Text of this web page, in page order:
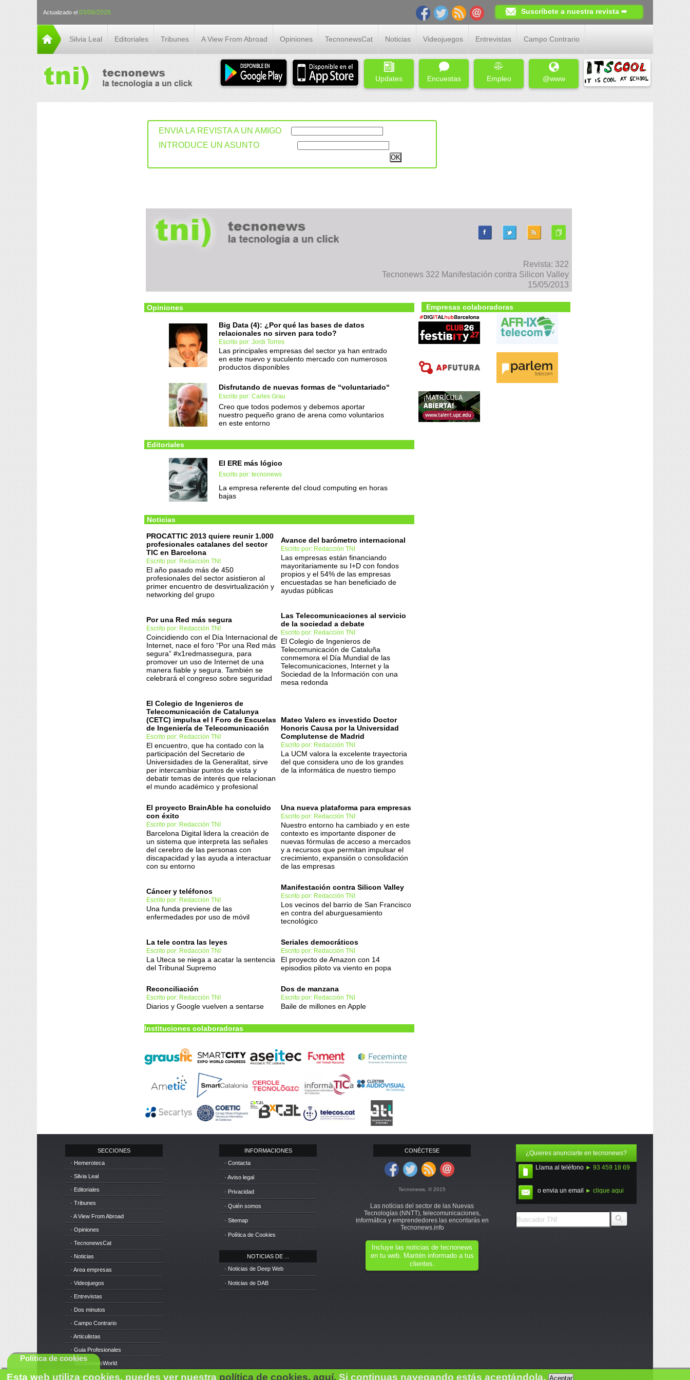
Actualizado el 03/08/2026 Suscríbete a nuestra revista ➨
Silvia Leal Editoriales Tribunes A View From Abroad Opiniones TecnonewsCat Noticias Videojuegos Entrevistas Campo Contrario
Updates Encuestas Empleo @www
ENVIA LA REVISTA A UN AMIGO
INTRODUCE UN ASUNTO
Revista: 322
Tecnonews 322 Manifestación contra Silicon Valley
15/05/2013
Opiniones
Big Data (4): ¿Por qué las bases de datos
relacionales no sirven para todo?
Escrito por: Jordi Torres
Las principales empresas del sector ya han entrado
en este nuevo y suculento mercado con numerosos
productos disponibles
Disfrutando de nuevas formas de “voluntariado“
Escrito por: Carles Grau
Creo que todos podemos y debemos aportar
nuestro pequeño grano de arena como voluntarios
en este entorno
Editoriales
El ERE más lógico
Escrito por: tecnonews
La empresa referente del cloud computing en horas
bajas
Noticias
PROCATTIC 2013 quiere reunir 1.000
profesionales catalanes del sector
TIC en Barcelona
Escrito por: Redacción TNI
El año pasado más de 450
profesionales del sector asistieron al
primer encuentro de desvirtualización y
networking del grupo
Avance del barómetro internacional
Escrito por: Redacción TNI
Las empresas están financiando
mayoritariamente su I+D con fondos
propios y el 54% de las empresas
encuestadas se han beneficiado de
ayudas públicas
Por una Red más segura
Escrito por: Redacción TNI
Coincidiendo con el Día Internacional de
Internet, nace el foro “Por una Red más
segura” #x1redmassegura, para
promover un uso de Internet de una
manera fiable y segura. También se
celebrará el congreso sobre seguridad
Las Telecomunicaciones al servicio
de la sociedad a debate
Escrito por: Redacción TNI
El Colegio de Ingenieros de
Telecomunicación de Cataluña
conmemora el Día Mundial de las
Telecomunicaciones, Internet y la
Sociedad de la Información con una
mesa redonda
El Colegio de Ingenieros de
Telecomunicación de Catalunya
(CETC) impulsa el I Foro de Escuelas
de Ingeniería de Telecomunicación
Escrito por: Redacción TNI
El encuentro, que ha contado con la
participación del Secretario de
Universidades de la Generalitat, sirve
per intercambiar puntos de vista y
debatir temas de interés que relacionan
el mundo académico y profesional
Mateo Valero es investido Doctor
Honoris Causa por la Universidad
Complutense de Madrid
Escrito por: Redacción TNI
La UCM valora la excelente trayectoria
del que considera uno de los grandes
de la informática de nuestro tiempo
El proyecto BrainAble ha concluido
con éxito
Escrito por: Redacción TNI
Barcelona Digital lidera la creación de
un sistema que interpreta las señales
del cerebro de las personas con
discapacidad y las ayuda a interactuar
con su entorno
Una nueva plataforma para empresas
Escrito por: Redacción TNI
Nuestro entorno ha cambiado y en este
contexto es importante disponer de
nuevas fórmulas de acceso a mercados
y a recursos que permitan impulsar el
crecimiento, expansión o consolidación
de las empresas
Cáncer y teléfonos
Escrito por: Redacción TNI
Una funda previene de las
enfermedades por uso de móvil
Manifestación contra Silicon Valley
Escrito por: Redacción TNI
Los vecinos del barrio de San Francisco
en contra del aburguesamiento
tecnológico
La tele contra las leyes
Escrito por: Redacción TNI
La Uteca se niega a acatar la sentencia
del Tribunal Supremo
Seriales democráticos
Escrito por: Redacción TNI
El proyecto de Amazon con 14
episodios piloto va viento en popa
Reconciliación
Escrito por: Redacción TNI
Diarios y Google vuelven a sentarse
Dos de manzana
Escrito por: Redacción TNI
Baile de millones en Apple
Instituciones colaboradoras
Empresas colaboradoras
SECCIONES
· Hemeroteca
· Silvia Leal
· Editoriales
· Tribunes
· A View From Abroad
· Opiniones
· TecnonewsCat
· Noticias
· Area empresas
· Videojuegos
· Entrevistas
· Dos minutos
· Campo Contrario
· Articulistas
· Guia Profesionales
· TecnonewsWorld
· Cursos
INFORMACIONES
· Contacta
· Aviso legal
· Privacidad
· Quién somos
· Sitemap
· Política de Cookies
NOTICIAS DE ...
· Noticias de Deep Web
· Noticias de DAB
CONÉCTESE
Tecnonews. © 2015
Las notícias del sector de las Nuevas
Tecnologías (NNTT), telecomunicaciones,
informática y emprendedores las encontarás en
Tecnonews.info
Incluye las noticias de tecnonews
en tu web. Mantén informado a tus
clientes.
¿Quieres anunciarte en tecnonews?
Llama al teléfono ► 93 459 18 69
o envia un email ► clique aqui
Esta web utiliza cookies, puedes ver nuestra política de cookies, aquí. Si continuas navegando estás aceptándola.Aceptar
Política de cookies